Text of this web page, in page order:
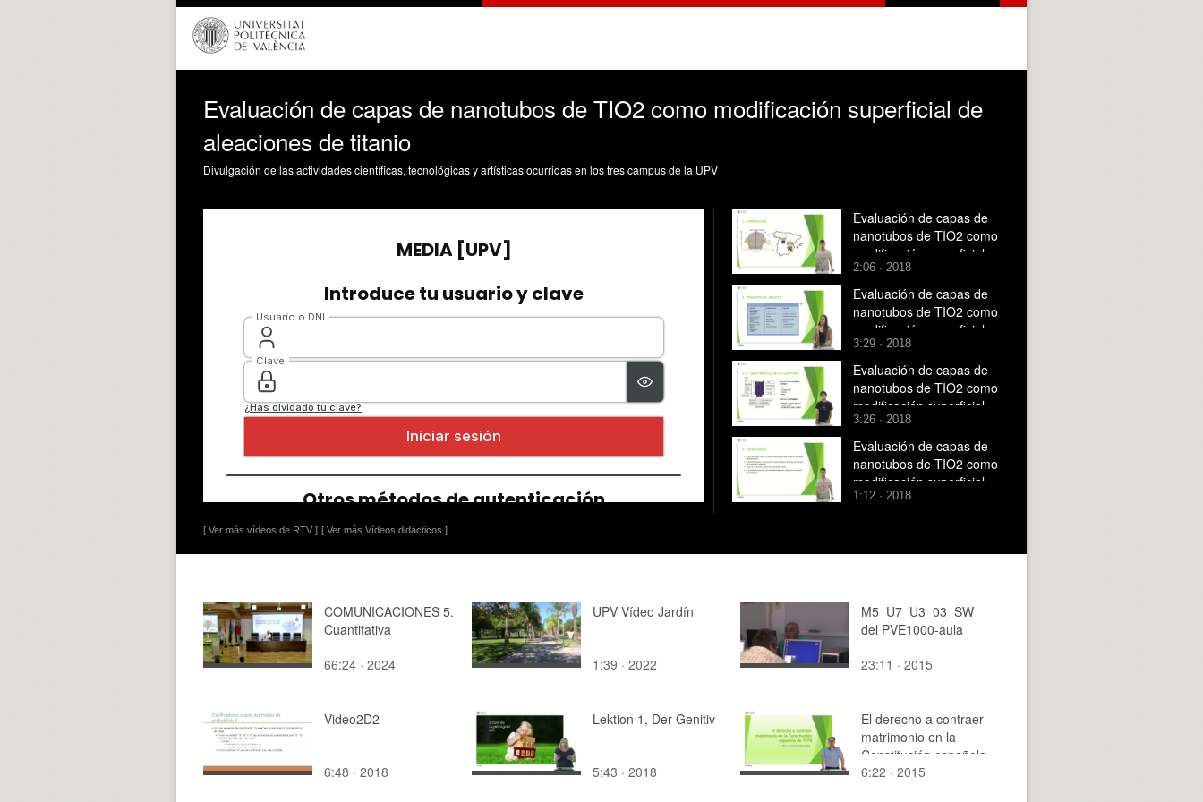
Evaluación de capas de nanotubos de TIO2 como modificación superficial de
aleaciones de titanio
Divulgación de las actividades científicas, tecnológicas y artísticas ocurridas en los tres campus de la UPV
[ Ver más vídeos de RTV ] [ Ver más Vídeos didácticos ]
Evaluación de capas de
nanotubos de TIO2 como
modificación superficial
de aleaciones de titanio
2:06 · 2018
Evaluación de capas de
nanotubos de TIO2 como
modificación superficial
de aleaciones de titanio
3:29 · 2018
Evaluación de capas de
nanotubos de TIO2 como
modificación superficial
de aleaciones de titanio
3:26 · 2018
Evaluación de capas de
nanotubos de TIO2 como
modificación superficial
de aleaciones de titanio.
1:12 · 2018
COMUNICACIONES 5.
Cuantitativa
66:24 · 2024
UPV Vídeo Jardín
1:39 · 2022
M5_U7_U3_03_SW
del PVE1000-aula
23:11 · 2015
Video2D2
6:48 · 2018
Lektion 1, Der Genitiv
5:43 · 2018
El derecho a contraer
matrimonio en la
Constitución española
de 1978
6:22 · 2015